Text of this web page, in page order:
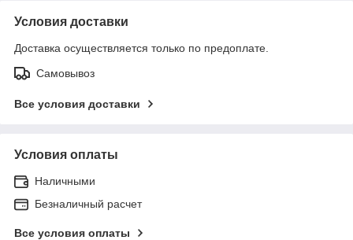
Условия доставки
Доставка осуществляется только по предоплате.
Самовывоз
Все условия доставки
Условия оплаты
Наличными
Безналичный расчет
Все условия оплаты